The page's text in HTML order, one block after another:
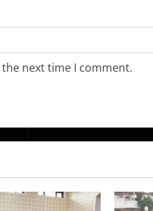
next time I comment.